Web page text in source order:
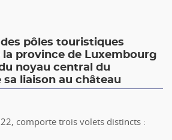
pôles touristiques
province de Luxembourg
noyau central du
liaison au château
comporte trois volets distincts :